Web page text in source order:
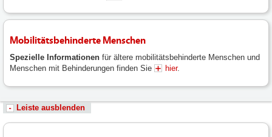
Mobilitätsbehinderte Menschen
Spezielle Informationen für ältere mobilitätsbehinderte Menschen und
Menschen mit Behinderungen finden Sie
hier.
Leiste ausblenden